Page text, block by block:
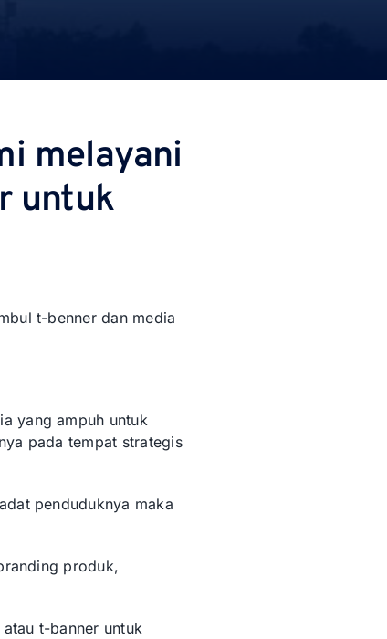
melayani
untuk
t-benner dan media
yang ampuh untuk
pada tempat strategis
penduduknya maka
produk,
t-banner untuk